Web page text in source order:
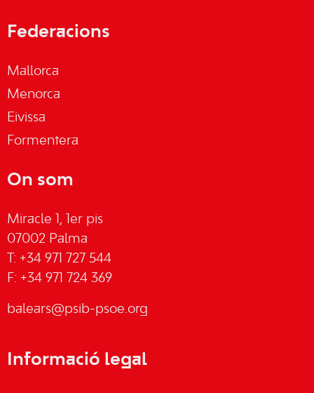
Federacions
Mallorca
Menorca
Eivissa
Formentera
On som
Miracle 1, 1er pis
07002 Palma
T: +34 971 727 544
F: +34 971 724 369
balears@psib-psoe.org
Informació legal